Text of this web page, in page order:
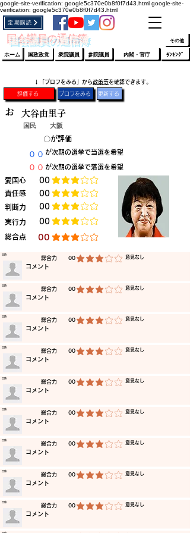
google-site-verification: google5c370e0b8f0f7d43.html google-site-
verification: google5c370e0b8f0f7d43.html
​国会議員の通信簿
定期購読
ホーム 国政政党 衆院議員 参院議員 ﾗﾝｷﾝｸﾞ
内閣・官庁
その他
​↓「プロフをみる」から政策等を確認できます。
評価する プロフをみる 更新する
お 大谷由里子
国民 大阪
​〇​
​００
​００
​が評価
​愛国心 ​00
​が次期の選挙で当選を希望
​が次期の選挙で落選を希望
平均評価 3 /5
​責任感 ​00 平均評価 3 /5
​判断力 ​00 平均評価 3 /5
​実行力 ​00 平均評価 3 /5
​総合点 ​00 平均評価 3 /5
​総合力 00 平均評価 3 /5 ​意見なし
​日時
​コメント
​総合力 00 平均評価 3 /5 ​意見なし
​日時
​コメント
​総合力 00 平均評価 3 /5 ​意見なし
​日時
​コメント
​総合力 00 平均評価 3 /5 ​意見なし
​日時
​コメント
​総合力 00 平均評価 3 /5 ​意見なし
​日時
​コメント
​総合力 00 平均評価 3 /5 ​意見なし
​日時
​コメント
​総合力 00 平均評価 3 /5 ​意見なし
​日時
​コメント
​総合力 00 平均評価 3 /5 ​意見なし
​日時
​コメント
​総合力 00 平均評価 3 /5 ​意見なし
​日時
​コメント